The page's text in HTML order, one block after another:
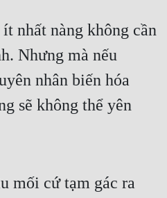
nhất nàng không cần
Nhưng mà nếu
nhân biến hóa
sẽ không thể yên
mối cứ tạm gác ra